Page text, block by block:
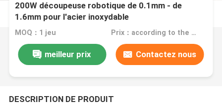
200W découpeuse robotique de 0.1mm - de
1.6mm pour l'acier inoxydable
MOQ：1 jeu Prix：according to the machine requirement
meilleur prix Contactez nous
DESCRIPTION DE PRODUIT